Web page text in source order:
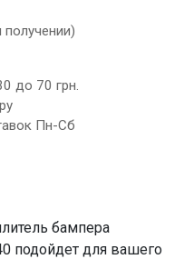
до 70 грн.
Пн-Сб
бампера
подойдет для вашего